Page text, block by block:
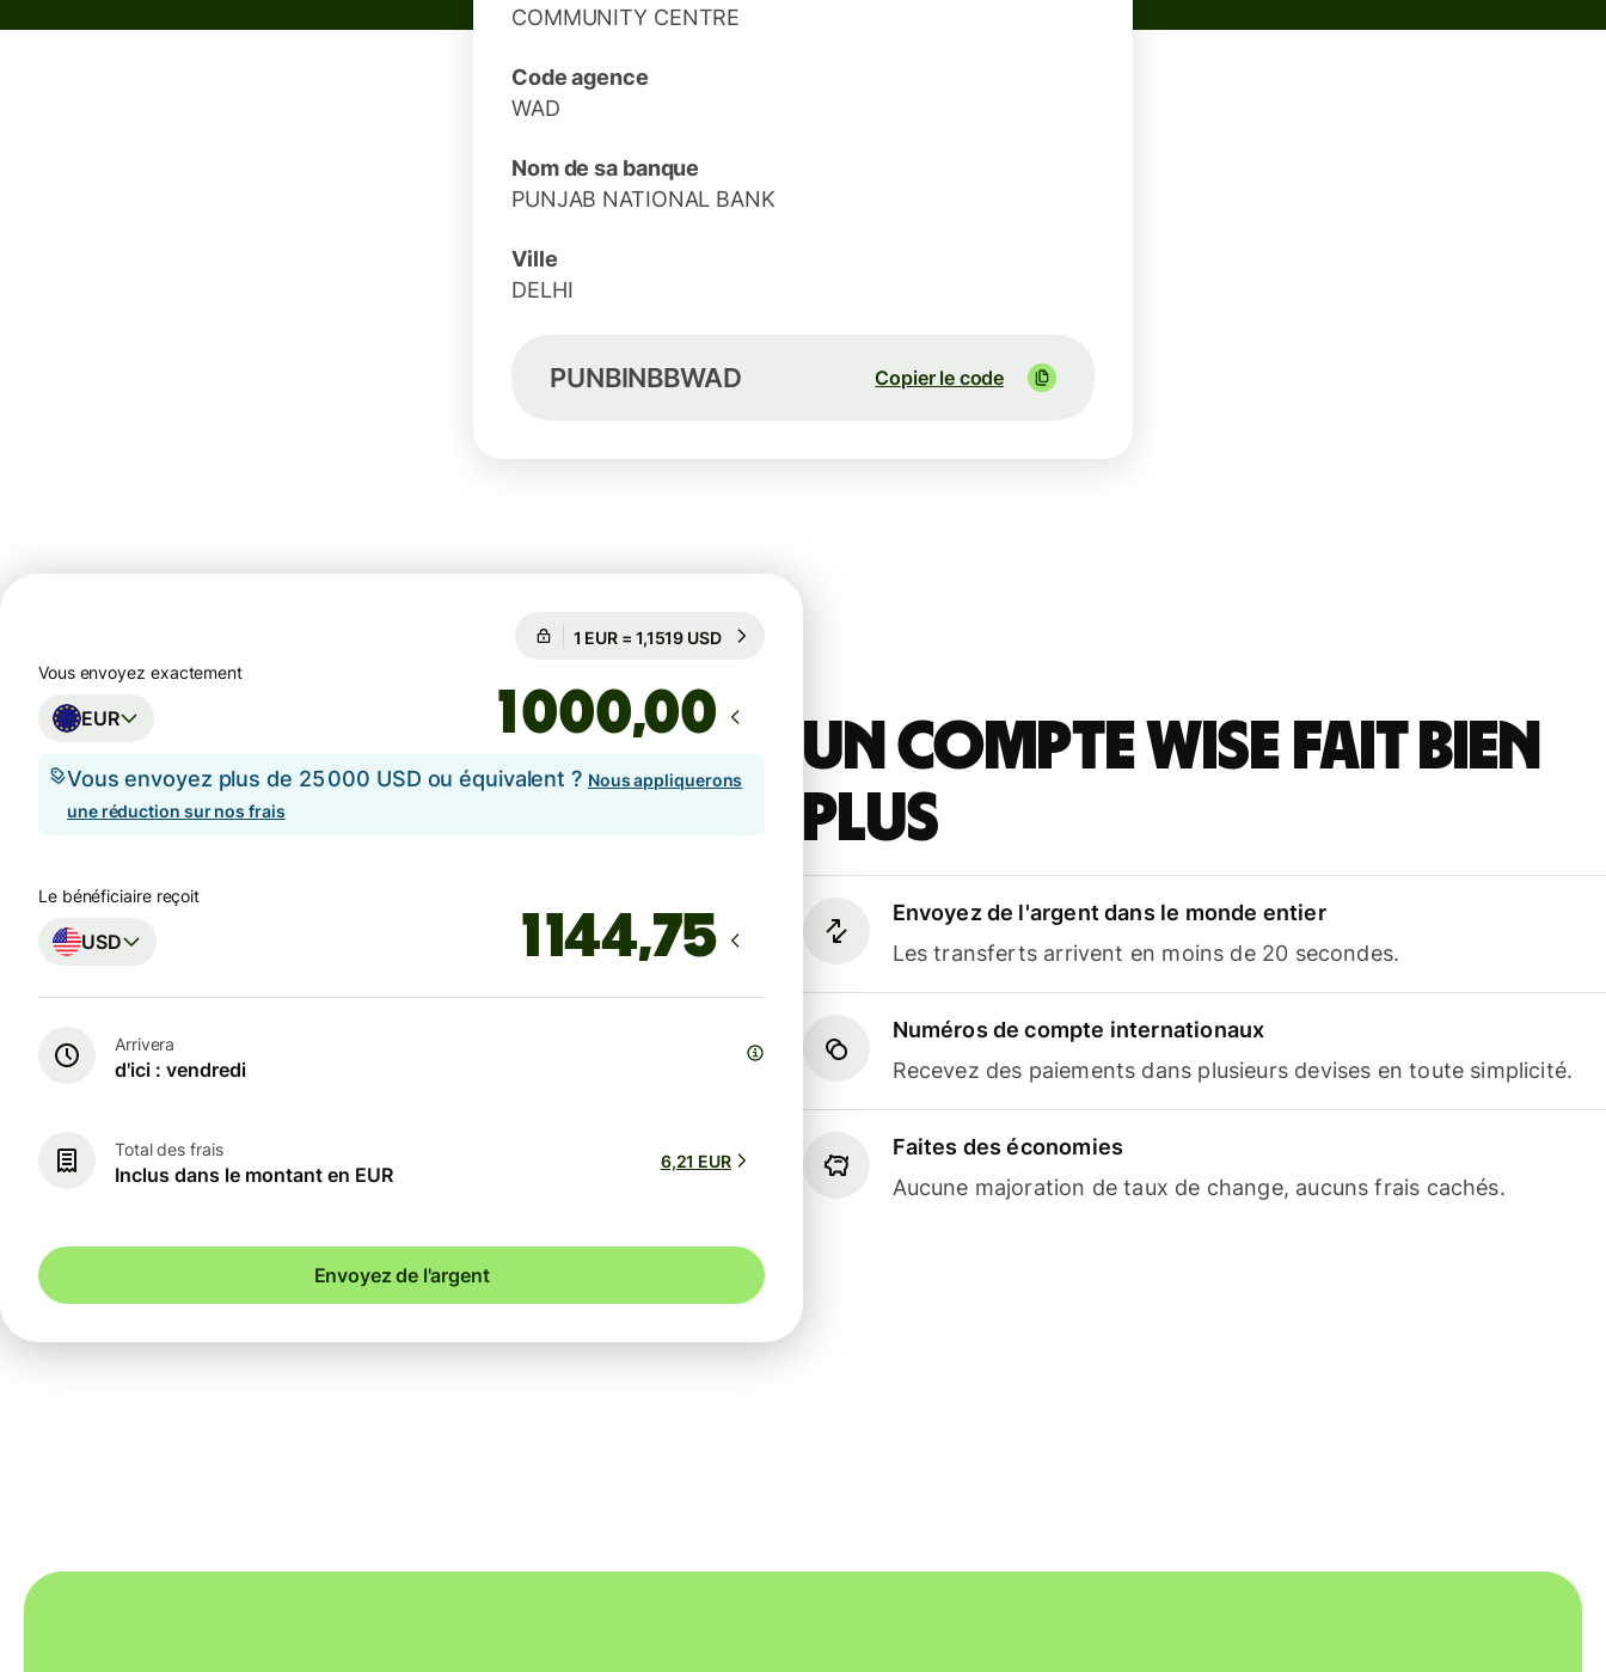
COMMUNITY CENTRE
Code agence
WAD
Nom de sa banque
PUNJAB NATIONAL BANK
Ville
DELHI
PUNBINBBWAD Copier le code
Un compte Wise fait bien
plus
Envoyez de l'argent dans le monde entier
Les transferts arrivent en moins de 20 secondes.
Numéros de compte internationaux
Recevez des paiements dans plusieurs devises en toute simplicité.
Faites des économies
Aucune majoration de taux de change, aucuns frais cachés.
Garanti pour 90 h
Vous envoyez exactement
EUR ,00
Vous envoyez plus de 25 000 USD ou équivalent ? Nous appliquerons
une réduction sur nos frais
Le bénéficiaire reçoit
USD
Arrivera
d'ici : vendredi
Total des frais
Inclus dans le montant en EUR
6,21 EUR
Envoyez de l'argent